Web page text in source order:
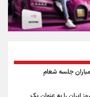
جلسه شعام